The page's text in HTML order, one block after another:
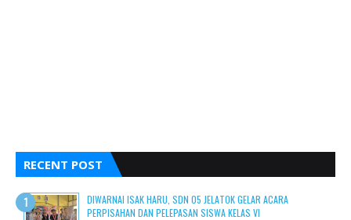
RECENT POST
DIWARNAI ISAK HARU, SDN 05 JELATOK GELAR ACARA
PERPISAHAN DAN PELEPASAN SISWA KELAS VI